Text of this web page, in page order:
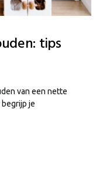
tips
van een nette
begrijp je